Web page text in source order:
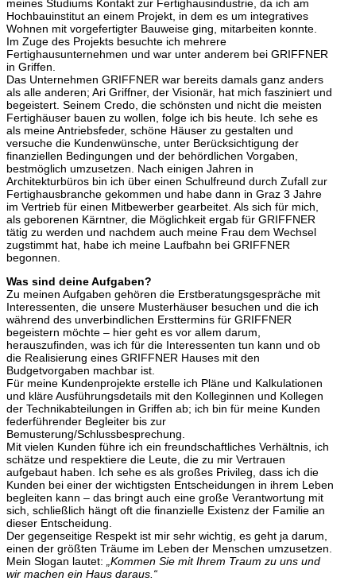
meines Studiums Kontakt zur Fertighausindustrie, da ich am
Hochbauinstitut an einem Projekt, in dem es um integratives
Wohnen mit vorgefertigter Bauweise ging, mitarbeiten konnte.
Im Zuge des Projekts besuchte ich mehrere
Fertighausunternehmen und war unter anderem bei GRIFFNER
in Griffen.
Das Unternehmen GRIFFNER war bereits damals ganz anders
als alle anderen; Ari Griffner, der Visionär, hat mich fasziniert und
begeistert. Seinem Credo, die schönsten und nicht die meisten
Fertighäuser bauen zu wollen, folge ich bis heute. Ich sehe es
als meine Antriebsfeder, schöne Häuser zu gestalten und
versuche die Kundenwünsche, unter Berücksichtigung der
finanziellen Bedingungen und der behördlichen Vorgaben,
bestmöglich umzusetzen. Nach einigen Jahren in
Architekturbüros bin ich über einen Schulfreund durch Zufall zur
Fertighausbranche gekommen und habe dann in Graz 3 Jahre
im Vertrieb für einen Mitbewerber gearbeitet. Als sich für mich,
als geborenen Kärntner, die Möglichkeit ergab für GRIFFNER
tätig zu werden und nachdem auch meine Frau dem Wechsel
zugstimmt hat, habe ich meine Laufbahn bei GRIFFNER
begonnen.
Was sind deine Aufgaben?
Zu meinen Aufgaben gehören die Erstberatungsgespräche mit
Interessenten, die unsere Musterhäuser besuchen und die ich
während des unverbindlichen Ersttermins für GRIFFNER
begeistern möchte – hier geht es vor allem darum,
herauszufinden, was ich für die Interessenten tun kann und ob
die Realisierung eines GRIFFNER Hauses mit den
Budgetvorgaben machbar ist.
Für meine Kundenprojekte erstelle ich Pläne und Kalkulationen
und kläre Ausführungsdetails mit den Kolleginnen und Kollegen
der Technikabteilungen in Griffen ab; ich bin für meine Kunden
federführender Begleiter bis zur
Bemusterung/Schlussbesprechung.
Mit vielen Kunden führe ich ein freundschaftliches Verhältnis, ich
schätze und respektiere die Leute, die zu mir Vertrauen
aufgebaut haben. Ich sehe es als großes Privileg, dass ich die
Kunden bei einer der wichtigsten Entscheidungen in ihrem Leben
begleiten kann – das bringt auch eine große Verantwortung mit
sich, schließlich hängt oft die finanzielle Existenz der Familie an
dieser Entscheidung.
Der gegenseitige Respekt ist mir sehr wichtig, es geht ja darum,
einen der größten Träume im Leben der Menschen umzusetzen.
Mein Slogan lautet:
„Kommen Sie mit Ihrem Traum zu uns und
wir machen ein Haus daraus.“